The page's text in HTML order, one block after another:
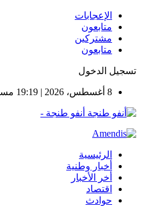
الإعجابات
متابعون
مشتركين
متابعون
تسجيل الدخول
8 أغسطس، 2026 | 19:19 مساءً
أنفو طنجة -
الرئيسية
أخبار وطنية
أخر الأخبار
اقتصاد
حوادث